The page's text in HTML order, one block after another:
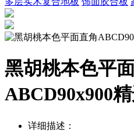
黑胡桃本色平
ABCD90x900
详细描述：